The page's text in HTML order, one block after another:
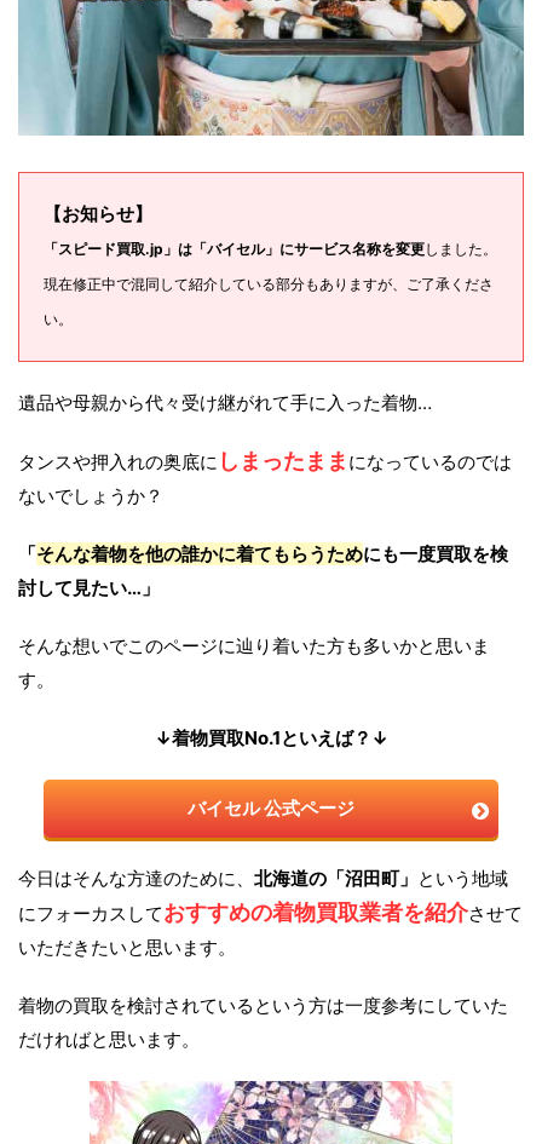
【お知らせ】
「スピード買取.jp」は「バイセル」にサービス名称を変更しました。
現在修正中で混同して紹介している部分もありますが、ご了承くださ
い。
遺品や母親から代々受け継がれて手に入った着物…
タンスや押入れの奥底に しまったまま になっているのでは
ないでしょうか？
「そんな着物を他の誰かに着てもらうためにも一度買取を検
討して見たい…」
そんな想いでこのページに辿り着いた方も多いかと思いま
す。
↓着物買取No.1といえば？↓
バイセル 公式ページ
今日はそんな方達のために、 北海道の「沼田町」 という地域
にフォーカスしておすすめの着物買取業者を紹介させて
いただきたいと思います。
着物の買取を検討されているという方は一度参考にしていた
だければと思います。